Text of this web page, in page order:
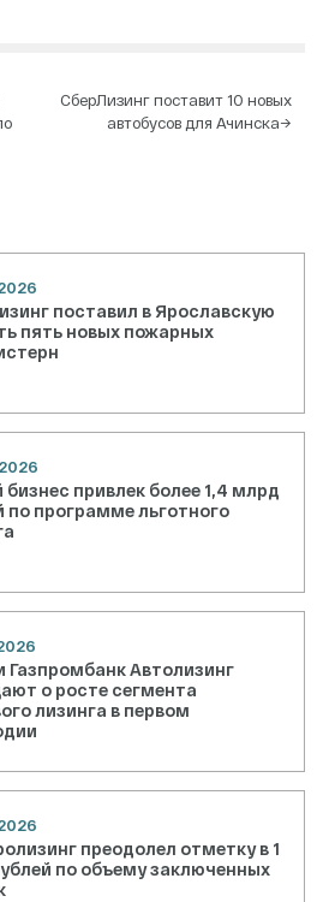
СберЛизинг поставит 10 новых
автобусов для Ачинска→
поставил в Ярославскую
пять новых пожарных
привлек более 1,4 млрд
по программе льготного
Газпромбанк Автолизинг
о росте сегмента
лизинга в первом
преодолел отметку в 1
по объему заключенных